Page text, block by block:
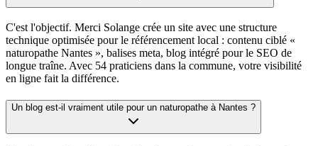
C'est l'objectif. Merci Solange crée un site avec une structure
technique optimisée pour le référencement local : contenu ciblé «
naturopathe Nantes », balises meta, blog intégré pour le SEO de
longue traîne. Avec 54 praticiens dans la commune, votre visibilité
en ligne fait la différence.
Un blog est-il vraiment utile pour un naturopathe à Nantes ?